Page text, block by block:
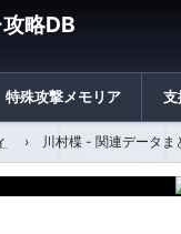
略DB
特殊攻撃メモリア 支
川村楪 - 関連データま